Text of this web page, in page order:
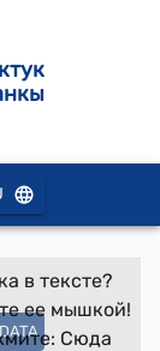
DATA
в тексте?
ее мышкой!
Сюда